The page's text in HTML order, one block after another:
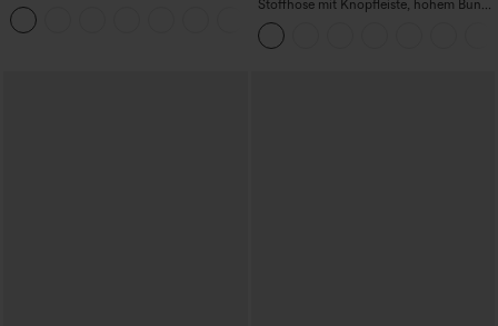
mit hohem Bund – raffende Push-up-
Po-Form, Bauchkontrolle, Taschen und
formende Passform
Stoffhose mit Knopfleiste, hohem Bund,
mehreren Taschen und geradem Bein